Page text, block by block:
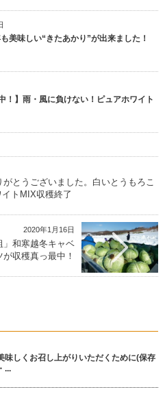
美味しい“きたあかり”が出来ました！
！】雨・風に負けない！ピュアホワイト
がとうございました。白いとうもろこ
トMIX収穫終了
2020年1月16日
」和寒越冬キャベ
が収穫真っ最中！
味しくお召し上がりいただくために(保存
...